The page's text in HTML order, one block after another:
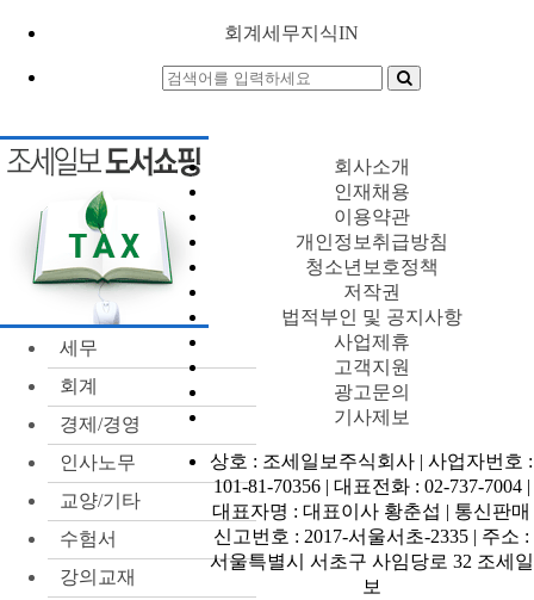
회계세무지식IN
세무
회계
경제/경영
인사노무
교양/기타
수험서
강의교재
회사소개
인재채용
이용약관
개인정보취급방침
청소년보호정책
저작권
법적부인 및 공지사항
사업제휴
고객지원
광고문의
기사제보
상호 : 조세일보주식회사 | 사업자번호 :
101-81-70356 | 대표전화 : 02-737-7004 |
대표자명 : 대표이사 황춘섭 | 통신판매
신고번호 : 2017-서울서초-2335 | 주소 :
서울특별시 서초구 사임당로 32 조세일
보